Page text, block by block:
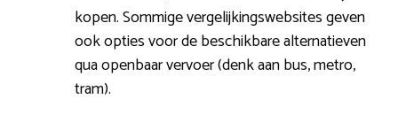
kopen. Sommige vergelijkingswebsites geven
ook opties voor de beschikbare alternatieven
qua openbaar vervoer (denk aan bus, metro,
tram).